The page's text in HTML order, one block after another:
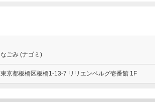
なごみ (ナゴミ)
東京都板橋区板橋1-13-7 リリエンベルグ壱番館 1F